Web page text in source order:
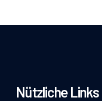
Nützliche Links